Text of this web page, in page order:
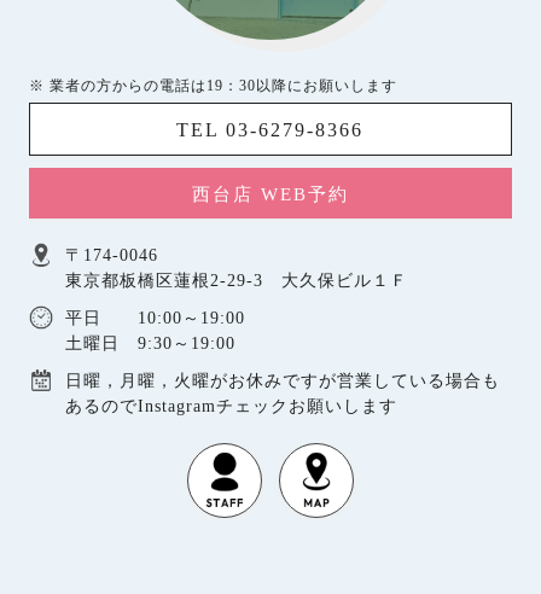
※ 業者の方からの電話は19：30以降にお願いします
TEL 03-6279-8366
西台店 WEB予約
〒174-0046
東京都板橋区蓮根2-29-3 大久保ビル１Ｆ
平日 10:00～19:00
土曜日 9:30～19:00
日曜，月曜，火曜がお休みですが営業している場合も
あるのでInstagramチェックお願いします